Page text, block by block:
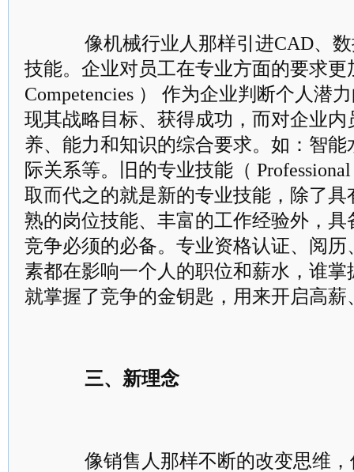
像机械行业人那样引进CAD、数
技能。企业对员工在专业方面的要求
Competencies ） 作为企业判断个人潜
现其战略目标、获得成功，而对企业
养、能力和知识的综合要求。如：智
际关系等。旧的专业技能（
取而代之的就是新的专业技能，除了
熟的岗位技能、丰富的工作经验外，
竞争必须的必备。专业资格认证、阅
素都在影响一个人的职位和薪水，谁
就掌握了竞争的金钥匙，用来开启高薪
三、新理念
像销售人那样不断的改变思维，